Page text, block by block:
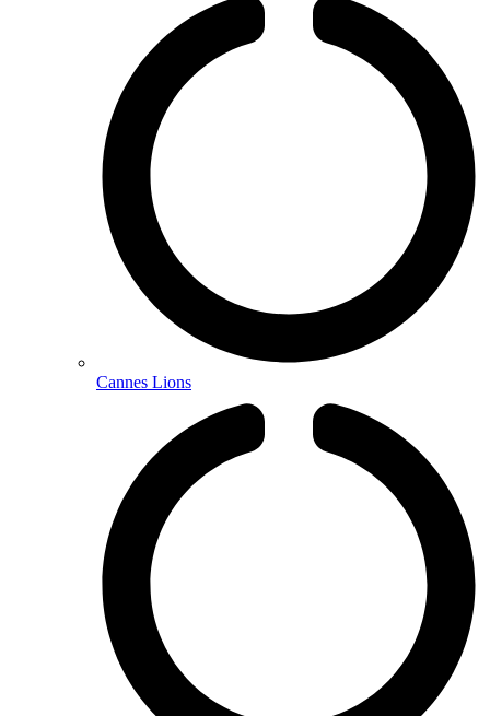
Cannes Lions